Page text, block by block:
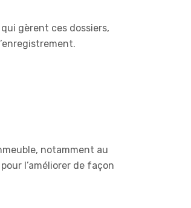
gèrent ces dossiers,
notamment au
l’améliorer de façon